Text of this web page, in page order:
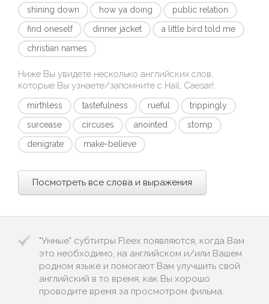
shining down
how ya doing
public relation
find oneself
dinner jacket
a little bird told me
christian names
Ниже Вы увидете несколько английских слов,
которые Вы узнаете/запомните с Hail, Caesar!:
mirthless tastefulness rueful
trippingly
surcease
circuses anointed
stomp
denigrate
make-believe
Посмотреть все слова и выражения
"Умные" субтитры Fleex появляются, когда Вам
это необходимо, на английском и/или Вашем
родном языке и помогают Вам улучшить свой
английский в то время, как Вы хорошо
проводите время за просмотром фильма.